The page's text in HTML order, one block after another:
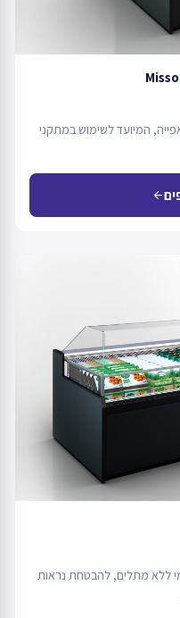
המיועד לשימוש במתקני
arrow_back
ללא מתלים, להבטחת נראות